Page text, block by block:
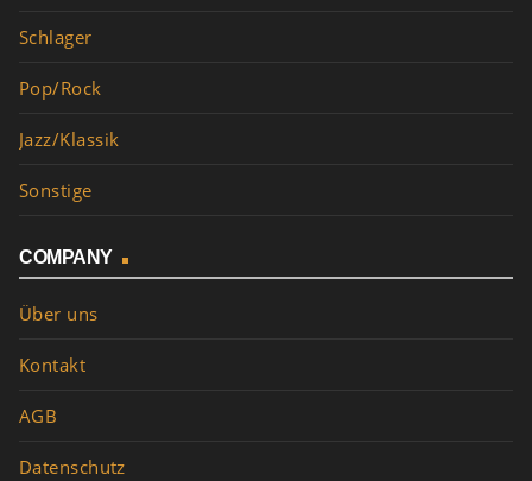
Schlager
Pop/Rock
Jazz/Klassik
Sonstige
COMPANY
Über uns
Kontakt
AGB
Datenschutz